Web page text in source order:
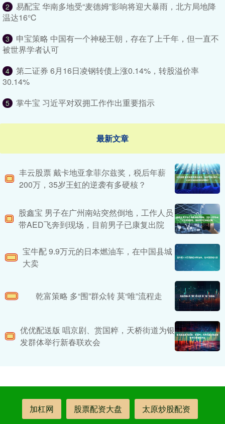
2
易配宝 华南多地受“麦德姆”影响将迎大暴雨，北方局地降
温达16℃
3
申宝策略 中国有一个神秘王朝，存在了上千年，但一直不
被世界学者认可
4
第二证券 6月16日凌钢转债上涨0.14%，转股溢价率
30.14%
5 掌牛宝 习近平对双拥工作作出重要指示
最新文章
丰云股票 戴卡地亚拿菲尔兹奖，税后年薪
200万，35岁王虹的逆袭有多硬核？
股鑫宝 男子在广州南站突然倒地，工作人员
带AED飞奔到现场，目前男子已康复出院
宝牛配 9.9万元的日本燃油车，在中国县城
大卖
乾富策略 多“围”群众转 莫“唯”流程走
优优配送版 唱京剧、赏国粹，天桥街道为银
发群体举行新春联欢会
加杠网 股票配资大盘 太原炒股配资